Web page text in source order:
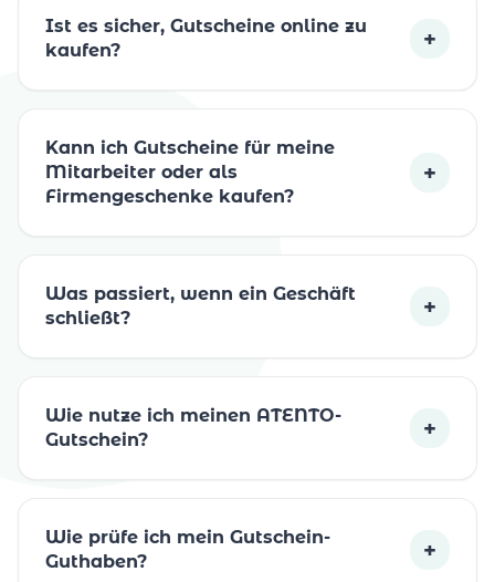
Ist es sicher, Gutscheine online zu
kaufen?
+
Kann ich Gutscheine für meine
Mitarbeiter oder als
Firmengeschenke kaufen?
+
Was passiert, wenn ein Geschäft
schließt?
+
Wie nutze ich meinen ATENTO-
Gutschein?
+
Wie prüfe ich mein Gutschein-
Guthaben?
+